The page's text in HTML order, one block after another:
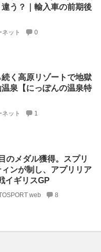
う？｜輸入車の前期後
ネット 0
く高原リゾートで地獄
泉【にっぽんの温泉特
ネット 1
のメダル獲得。スプリ
ンが制し、アプリリア
イギリスGP
web 8